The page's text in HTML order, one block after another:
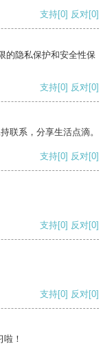
支持[0] 反对[0]
的隐私保护和安全性保
支持[0] 反对[0]
联系，分享生活点滴。
支持[0] 反对[0]
支持[0] 反对[0]
支持[0] 反对[0]
！